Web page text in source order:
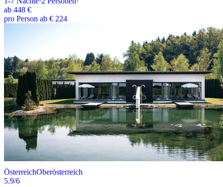
ab 448 €
pro Person ab € 224
ÖsterreichOberösterreich
5.9/6